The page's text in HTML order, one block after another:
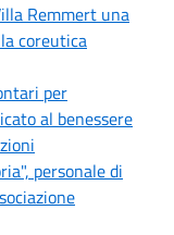
Remmert una
coreutica
per
al benessere
personale di